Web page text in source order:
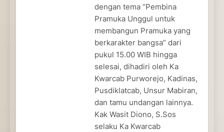
dengan tema “Pembina
Pramuka Unggul untuk
membangun Pramuka yang
berkarakter bangsa” dari
pukul 15.00 WIB hingga
selesai, dihadiri oleh Ka
Kwarcab Purworejo, Kadinas,
Pusdiklatcab, Unsur Mabiran,
dan tamu undangan lainnya.
Kak Wasit Diono, S.Sos
selaku Ka Kwarcab